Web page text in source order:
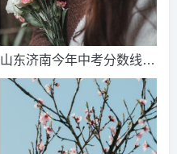
山东济南今年中考分数线出
来了吗？济南中考总分多